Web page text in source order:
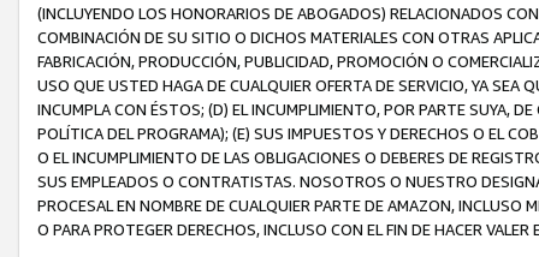
(INCLUYENDO LOS HONORARIOS DE ABOGADOS) RELACIONADOS
COMBINACIÓN DE SU SITIO O DICHOS MATERIALES CON OTRAS
FABRICACIÓN, PRODUCCIÓN, PUBLICIDAD, PROMOCIÓN O
USO QUE USTED HAGA DE CUALQUIER OFERTA DE SERVICIO, YA SEA
INCUMPLA CON ÉSTOS; (D) EL INCUMPLIMIENTO, POR PARTE SUYA,
POLÍTICA DEL PROGRAMA); (E) SUS IMPUESTOS Y DERECHOS O EL
O EL INCUMPLIMIENTO DE LAS OBLIGACIONES O DEBERES DE
SUS EMPLEADOS O CONTRATISTAS. NOSOTROS O NUESTRO
PROCESAL EN NOMBRE DE CUALQUIER PARTE DE AMAZON, INCLUSO
O PARA PROTEGER DERECHOS, INCLUSO CON EL FIN DE HACER VALER